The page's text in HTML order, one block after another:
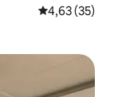
Gemiddelde
4,63 (35)